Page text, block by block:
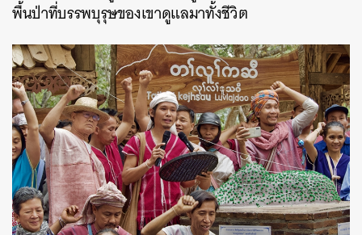
พื้นป่าที่บรรพบุรุษของเขาดูแลมาทั้งชีวิต
ค้นหา
SHARE TWEET LINE EMAIL